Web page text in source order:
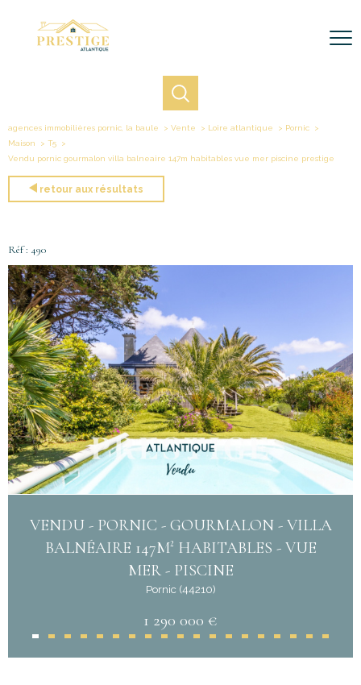
agences immobilières pornic, la baule Vente Loire atlantique
Pornic
Maison
T5
Vendu pornic gourmalon villa balneaire 147m habitables vue mer piscine prestige
retour aux résultats
Réf : 490
VENDU - PORNIC - GOURMALON - VILLA
BALNÉAIRE 147M² HABITABLES - VUE
MER - PISCINE
Pornic (44210)
1 290 000 €